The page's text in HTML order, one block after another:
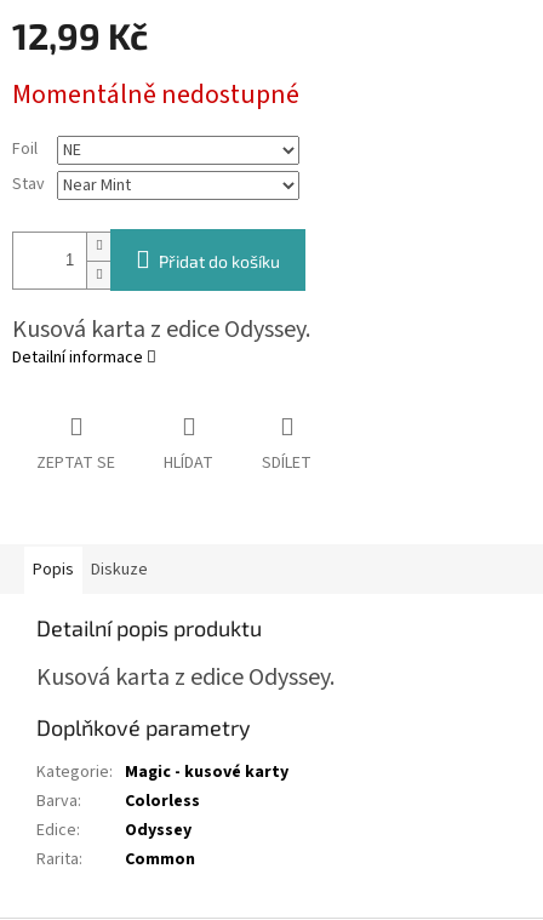
12,99 Kč
cena:
Momentálně nedostupné
Foil
Stav
Přidat do košíku
Kusová karta z edice Odyssey.
Detailní informace
ZEPTAT SE HLÍDAT SDÍLET
Popis Diskuze
Detailní popis produktu
Kusová karta z edice Odyssey.
Doplňkové parametry
Kategorie: Magic - kusové karty
Barva:
Colorless
Edice:
Odyssey
Rarita: Common